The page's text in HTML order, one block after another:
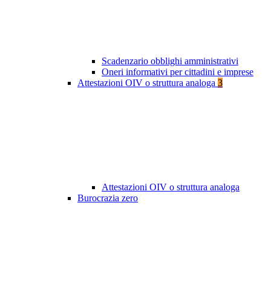
Scadenzario obblighi amministrativi
Oneri informativi per cittadini e imprese
Attestazioni OIV o struttura analoga 3
Attestazioni OIV o struttura analoga
Burocrazia zero